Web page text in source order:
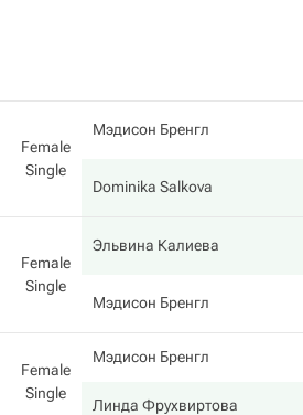
Female
Single
Мэдисон Бренгл
Dominika Salkova
Female
Single
Эльвина Калиева
Мэдисон Бренгл
Female
Single
Мэдисон Бренгл
Линда Фрухвиртова